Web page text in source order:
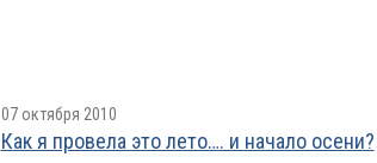
07 октября 2010
Как я провелa это лето…. и начало осени?